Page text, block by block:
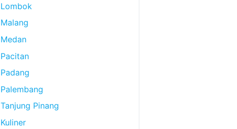
Lombok
Malang
Medan
Pacitan
Padang
Palembang
Tanjung Pinang
Kuliner